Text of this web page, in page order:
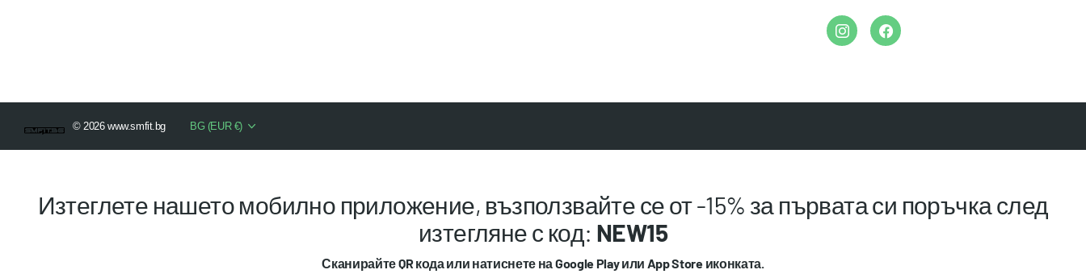
©2026www.smfit.bg BG (EUR €)
Изтеглете нашето мобилно приложение, възползвайте се от -15% за първата си поръчка след
изтегляне с код: NEW15
Сканирайте QR кода или натиснете на Google Play или App Store иконката.